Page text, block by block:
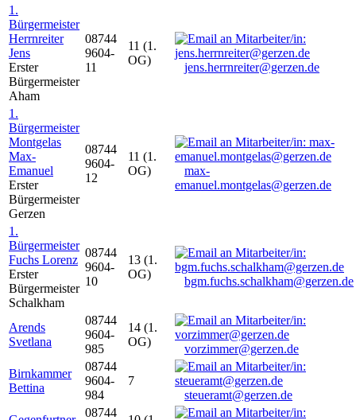
1.
Bürgermeister
Herrnreiter
Jens
Erster
Bürgermeister
Aham
08744
9604-
11
11 (1.
OG)
jens.herrnreiter@gerzen.de
1.
Bürgermeister
Montgelas
Max-
Emanuel
Erster
Bürgermeister
Gerzen
08744
9604-
12
11 (1.
OG)
max-
emanuel.montgelas@gerzen.de
1.
Bürgermeister
Fuchs Lorenz
Erster
Bürgermeister
Schalkham
08744
9604-
10
13 (1.
OG)
bgm.fuchs.schalkham@gerzen.de
Arends
Svetlana
08744
9604-
985
14 (1.
OG)
vorzimmer@gerzen.de
Birnkammer
Bettina
08744
9604-
984
7
steueramt@gerzen.de
08744